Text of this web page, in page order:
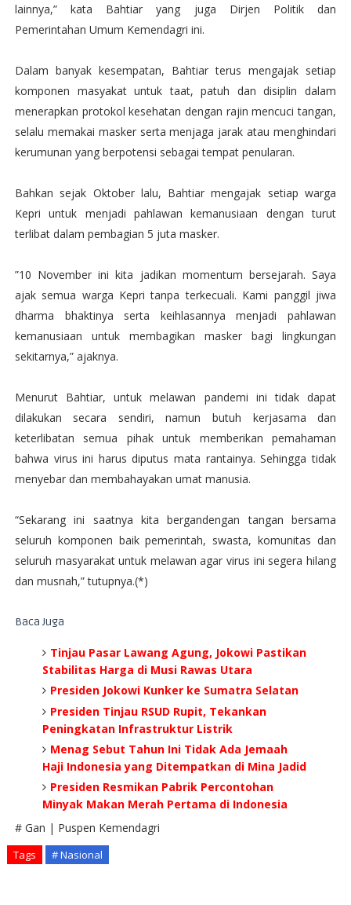
lainnya,” kata Bahtiar yang juga Dirjen Politik dan
Pemerintahan Umum Kemendagri ini.
Dalam banyak kesempatan, Bahtiar terus mengajak setiap
komponen masyakat untuk taat, patuh dan disiplin dalam
menerapkan protokol kesehatan dengan rajin mencuci tangan,
selalu memakai masker serta menjaga jarak atau menghindari
kerumunan yang berpotensi sebagai tempat penularan.
Bahkan sejak Oktober lalu, Bahtiar mengajak setiap warga
Kepri untuk menjadi pahlawan kemanusiaan dengan turut
terlibat dalam pembagian 5 juta masker.
”10 November ini kita jadikan momentum bersejarah. Saya
ajak semua warga Kepri tanpa terkecuali. Kami panggil jiwa
dharma bhaktinya serta keihlasannya menjadi pahlawan
kemanusiaan untuk membagikan masker bagi lingkungan
sekitarnya,” ajaknya.
Menurut Bahtiar, untuk melawan pandemi ini tidak dapat
dilakukan secara sendiri, namun butuh kerjasama dan
keterlibatan semua pihak untuk memberikan pemahaman
bahwa virus ini harus diputus mata rantainya. Sehingga tidak
menyebar dan membahayakan umat manusia.
“Sekarang ini saatnya kita bergandengan tangan bersama
seluruh komponen baik pemerintah, swasta, komunitas dan
seluruh masyarakat untuk melawan agar virus ini segera hilang
dan musnah,” tutupnya.(*)
Baca Juga
Tinjau Pasar Lawang Agung, Jokowi Pastikan
Stabilitas Harga di Musi Rawas Utara
Presiden Jokowi Kunker ke Sumatra Selatan
Presiden Tinjau RSUD Rupit, Tekankan
Peningkatan Infrastruktur Listrik
Menag Sebut Tahun Ini Tidak Ada Jemaah
Haji Indonesia yang Ditempatkan di Mina Jadid
Presiden Resmikan Pabrik Percontohan
Minyak Makan Merah Pertama di Indonesia
# Gan | Puspen Kemendagri
Tags # Nasional